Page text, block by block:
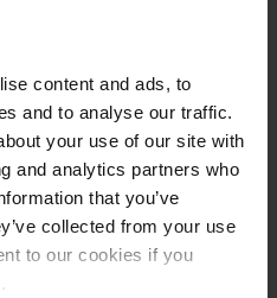
content and ads, to
and to analyse our traffic.
your use of our site with
and analytics partners who
that you’ve
collected from your use
to our cookies if you
Applikation kann die
Vorteile im
wirklich voll ausspielen.“
2026 zu sehen sein und
im Heavy-Truck-